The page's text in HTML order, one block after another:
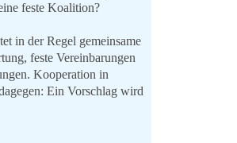
feste Koalition?
in der Regel gemeinsame
feste Vereinbarungen
Kooperation in
Ein Vorschlag wird